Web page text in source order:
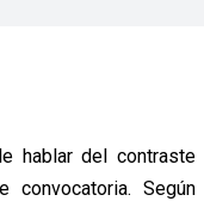
hablar del contraste
Según